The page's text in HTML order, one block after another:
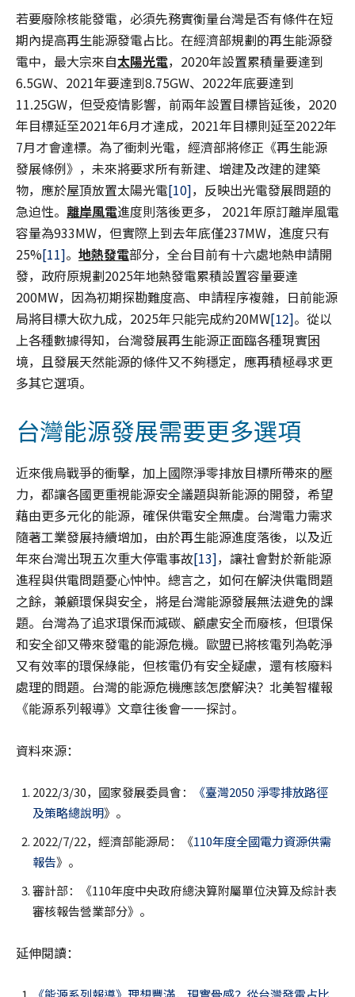
若要廢除核能發電，必須先務實衡量台灣是否有條件在短
期內提高再生能源發電占比。在經濟部規劃的再生能源發
電中，最大宗來自太陽光電，2020年設置累積量要達到
6.5GW、2021年要達到8.75GW、2022年底要達到
11.25GW，但受疫情影響，前兩年設置目標皆延後，2020
年目標延至2021年6月才達成，2021年目標則延至2022年
7月才會達標。為了衝刺光電，經濟部將修正《再生能源
發展條例》，未來將要求所有新建、增建及改建的建築
物，應於屋頂放置太陽光電[10]，反映出光電發展問題的
急迫性。 離岸風電進度則落後更多， 2021年原訂離岸風電
容量為933MW，但實際上到去年底僅237MW，進度只有
25%[11]。 地熱發電部分，全台目前有十六處地熱申請開
發，政府原規劃2025年地熱發電累積設置容量要達
200MW，因為初期探勘難度高、申請程序複雜，日前能源
局將目標大砍九成，2025年只能完成約20MW[12]。從以
上各種數據得知，台灣發展再生能源正面臨各種現實困
境，且發展天然能源的條件又不夠穩定，應再積極尋求更
多其它選項。
台灣能源發展需要更多選項
近來俄烏戰爭的衝擊，加上國際淨零排放目標所帶來的壓
力，都讓各國更重視能源安全議題與新能源的開發，希望
藉由更多元化的能源，確保供電安全無虞。台灣電力需求
隨著工業發展持續增加，由於再生能源進度落後，以及近
年來台灣出現五次重大停電事故[13]，讓社會對於新能源
進程與供電問題憂心忡忡。總言之，如何在解決供電問題
之餘，兼顧環保與安全，將是台灣能源發展無法避免的課
題。台灣為了追求環保而減碳、顧慮安全而廢核，但環保
和安全卻又帶來發電的能源危機。歐盟已將核電列為乾淨
又有效率的環保綠能，但核電仍有安全疑慮，還有核廢料
處理的問題。台灣的能源危機應該怎麼解決？北美智權報
《能源系列報導》文章往後會一一探討。
資料來源：
2022/3/30，國家發展委員會：
《臺灣2050 淨零排放路徑
及策略總說明》。
2022/7/22，經濟部能源局：《110年度全國電力資源供需
報告》。
審計部：《110年度中央政府總決算附屬單位決算及綜計表
審核報告營業部分》。
延伸閱讀：